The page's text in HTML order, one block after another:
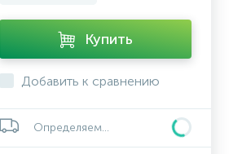
Купить
Добавить к сравнению
Определяем...